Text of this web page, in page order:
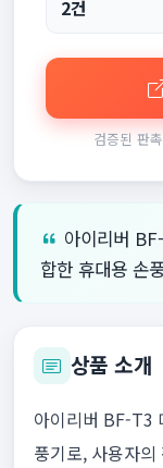
2건
검증된 판
아이리버
합한 휴대용 손
상품 소개
아이리버 BF-T3
풍기로, 사용자